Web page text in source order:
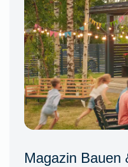
Magazin Bauen